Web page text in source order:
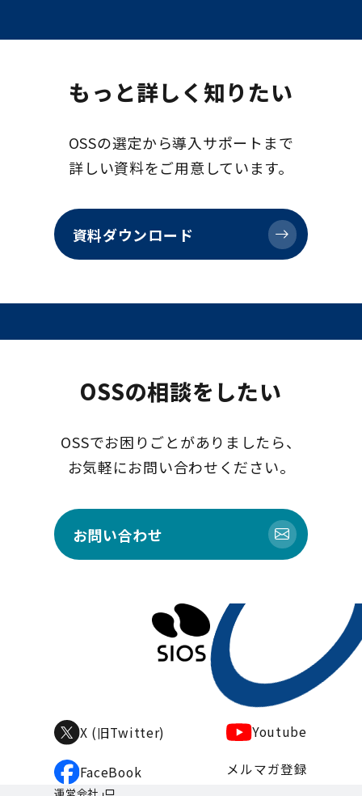
もっと詳しく知りたい
OSSの選定から導入サポートまで
詳しい資料をご用意しています。
資料ダウンロード
OSSの相談をしたい
OSSでお困りごとがありましたら、
お気軽にお問い合わせください。
お問い合わせ
X (旧Twitter)
FaceBook
Youtube
メルマガ登録